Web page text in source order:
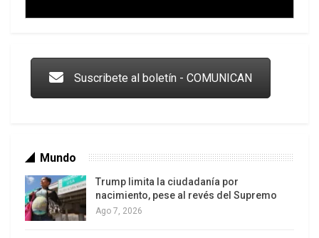
Suscribete al boletín - COMUNICAN
Mundo
Trump limita la ciudadanía por
nacimiento, pese al revés del Supremo
Ago 7, 2026